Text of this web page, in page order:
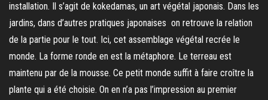
installation. Il s’agit de kokedamas, un art végétal japonais. Dans les
jardins, dans d’autres pratiques japonaises on retrouve la relation
de la partie pour le tout. Ici, cet assemblage végétal recrée le
monde. La forme ronde en est la métaphore. Le terreau est
maintenu par de la mousse. Ce petit monde suffit à faire croître la
plante qui a été choisie. On en n’a pas l’impression au premier